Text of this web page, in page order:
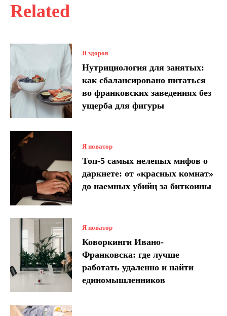
Related
Я здоров
Нутрициология для занятых:
как сбалансировано питаться
во франковских заведениях без
ущерба для фигуры
Я новатор
Топ-5 самых нелепых мифов о
даркнете: от «красных комнат»
до наемных убийц за биткоины
Я новатор
Коворкинги Ивано-
Франковска: где лучше
работать удаленно и найти
единомышленников